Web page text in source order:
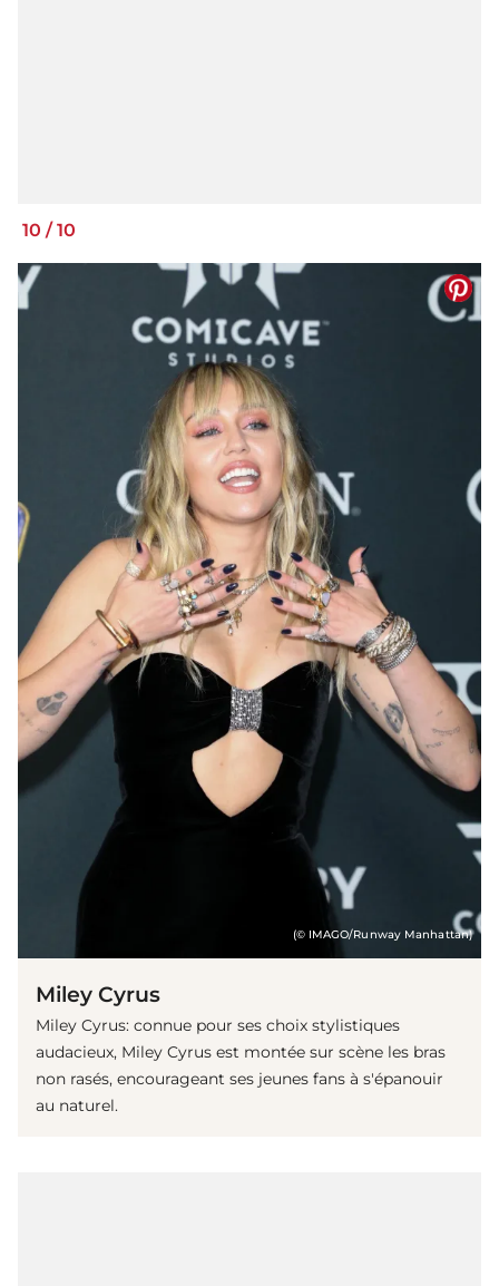
10 / 10
(© IMAGO/Runway Manhattan)
Miley Cyrus
Miley Cyrus: connue pour ses choix stylistiques
audacieux, Miley Cyrus est montée sur scène les bras
non rasés, encourageant ses jeunes fans à s'épanouir
au naturel.